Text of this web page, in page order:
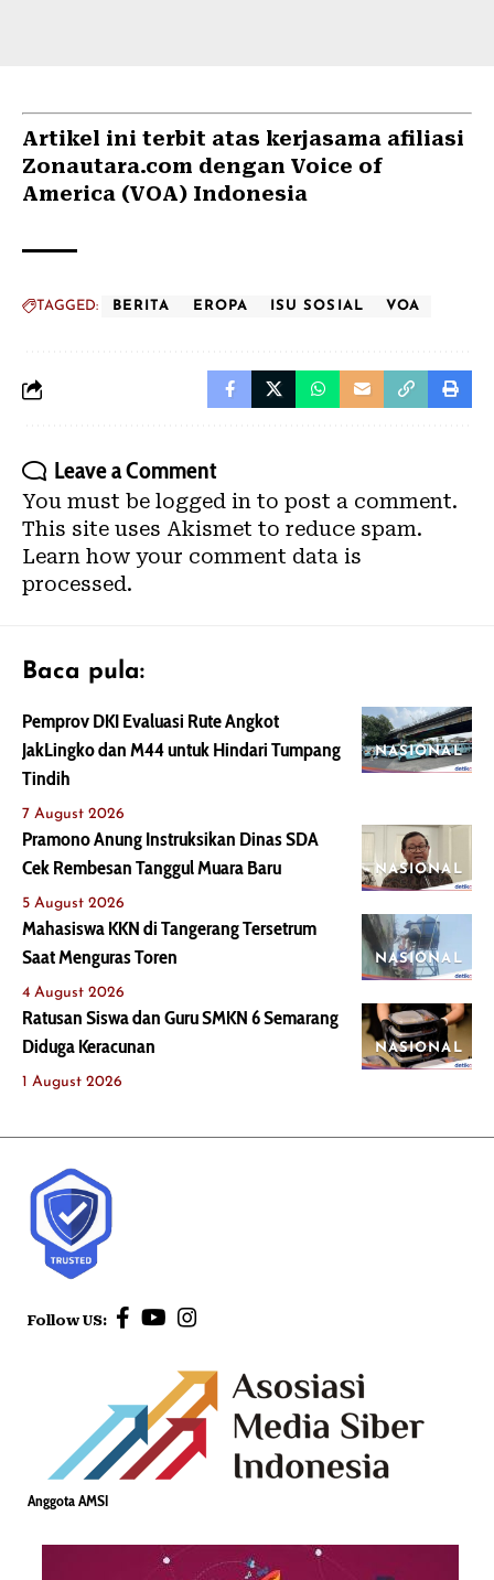
Artikel ini terbit atas kerjasama afiliasi
Zonautara.com dengan Voice of
America (VOA) Indonesia
TAGGED: BERITA EROPA ISU SOSIAL VOA
Leave a Comment
You must be logged in to post a comment.
This site uses Akismet to reduce spam.
Learn how your comment data is
processed.
Baca pula:
NASIONAL
Pemprov DKI Evaluasi Rute Angkot
JakLingko dan M44 untuk Hindari Tumpang
Tindih
7 August 2026
NASIONAL
Pramono Anung Instruksikan Dinas SDA
Cek Rembesan Tanggul Muara Baru
5 August 2026
NASIONAL
Mahasiswa KKN di Tangerang Tersetrum
Saat Menguras Toren
4 August 2026
NASIONAL
Ratusan Siswa dan Guru SMKN 6 Semarang
Diduga Keracunan
1 August 2026
Follow US:
Anggota AMSI